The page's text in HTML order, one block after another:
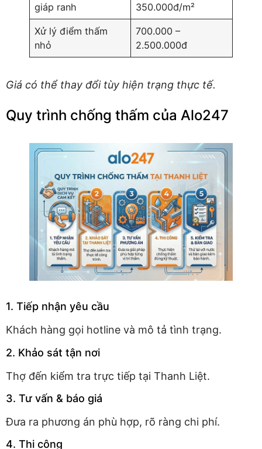
giáp ranh
350.000đ/m²
Xử lý điểm thấm
nhỏ
700.000 –
2.500.000đ
Giá có thể thay đổi tùy hiện trạng thực tế.
Quy trình chống thấm của Alo247
1. Tiếp nhận yêu cầu
Khách hàng gọi hotline và mô tả tình trạng.
2. Khảo sát tận nơi
Thợ đến kiểm tra trực tiếp tại Thanh Liệt.
3. Tư vấn & báo giá
Đưa ra phương án phù hợp, rõ ràng chi phí.
4. Thi công